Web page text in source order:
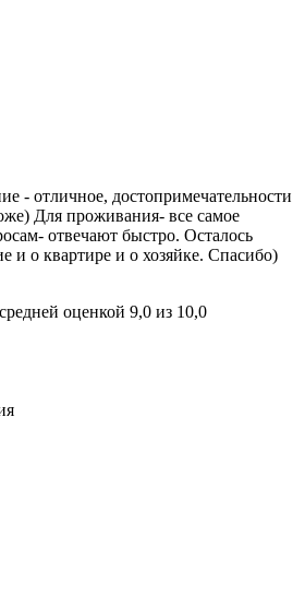
- отличное, достопримечательности
Для проживания- все самое
отвечают быстро. Осталось
и о квартире и о хозяйке. Спасибо)
оценкой 9,0 из 10,0